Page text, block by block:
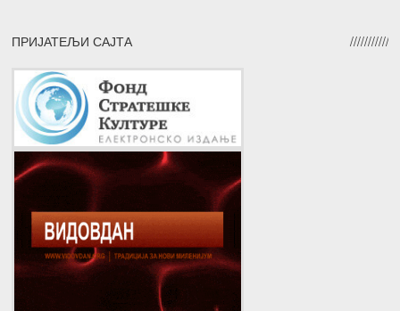
ПРИЈАТЕЉИ САЈТА